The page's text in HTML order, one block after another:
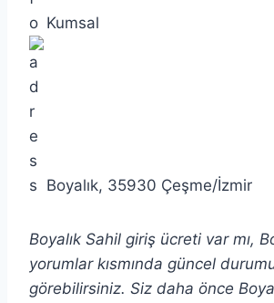
Kumsal
Boyalık, 35930 Çeşme/İzmir
Boyalık Sahil giriş ücreti var mı,
yorumlar kısmında güncel
görebilirsiniz. Siz daha önce